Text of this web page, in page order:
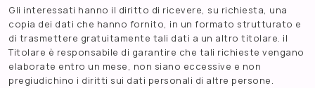
Gli interessati hanno il diritto di ricevere, su richiesta, una
copia dei dati che hanno fornito, in un formato strutturato e
di trasmettere gratuitamente tali dati a un altro titolare. il
Titolare è responsabile di garantire che tali richieste vengano
elaborate entro un mese, non siano eccessive e non
pregiudichino i diritti sui dati personali di altre persone.